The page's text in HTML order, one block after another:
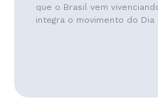
que o Brasil vem
integra o movimento do Dia